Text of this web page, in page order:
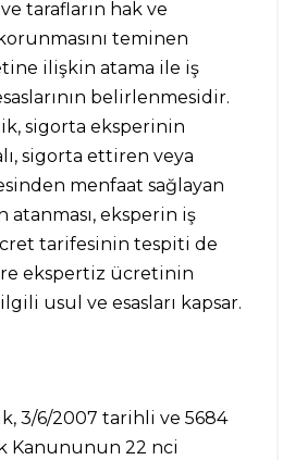
tarafların hak ve
teminen
ilişkin atama ile iş
belirlenmesidir.
sigorta eksperinin
sigorta ettiren veya
menfaat sağlayan
atanması, eksperin iş
tarifesinin tespiti de
ekspertiz ücretinin
usul ve esasları kapsar.
3/6/2007 tarihli ve 5684
Kanununun 22 nci